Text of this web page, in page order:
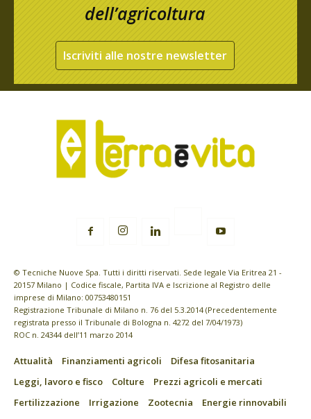
dell’agricoltura
Iscriviti alle nostre newsletter
© Tecniche Nuove Spa. Tutti i diritti riservati. Sede legale Via Eritrea 21 -
20157 Milano | Codice fiscale, Partita IVA e Iscrizione al Registro delle
imprese di Milano: 00753480151
Registrazione Tribunale di Milano n. 76 del 5.3.2014 (Precedentemente
registrata presso il Tribunale di Bologna n. 4272 del 7/04/1973)
ROC n. 24344 dell’11 marzo 2014
Attualità Finanziamenti agricoli
Difesa fitosanitaria
Leggi, lavoro e fisco
Colture
Prezzi agricoli e mercati
Fertilizzazione
Irrigazione Zootecnia
Energie rinnovabili